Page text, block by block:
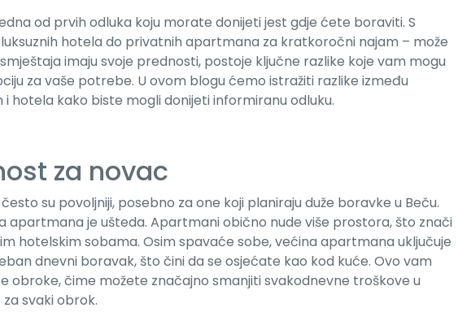
od prvih odluka koju morate donijeti jest gdje ćete boraviti. S
hotela do privatnih apartmana za kratkoročni najam – može
imaju svoje prednosti, postoje ključne razlike koje vam mogu
za vaše potrebe. U ovom blogu ćemo istražiti razlike između
hotela kako biste mogli donijeti informiranu odluku.
za novac
su povoljniji, posebno za one koji planiraju duže boravke u Beču.
apartmana je ušteda. Apartmani obično nude više prostora, što znači
hotelskim sobama. Osim spavaće sobe, većina apartmana uključuje
dnevni boravak, što čini da se osjećate kao kod kuće. Ovo vam
čime možete značajno smanjiti svakodnevne troškove u
svaki obrok.